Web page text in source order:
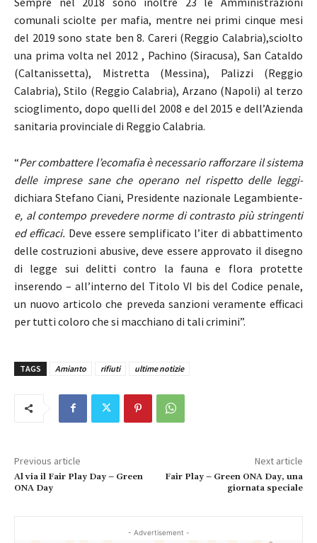
comunali sciolte per mafia, mentre nei primi cinque mesi
del 2019 sono state ben 8. Careri (Reggio Calabria),sciolto
una prima volta nel 2012 , Pachino (Siracusa), San Cataldo
(Caltanissetta), Mistretta (Messina), Palizzi (Reggio
Calabria), Stilo (Reggio Calabria), Arzano (Napoli) al terzo
scioglimento, dopo quelli del 2008 e del 2015 e dell’Azienda
sanitaria provinciale di Reggio Calabria.
“Per combattere l’ecomafia è necessario rafforzare il sistema
delle imprese sane che operano nel rispetto delle leggi-
dichiara Stefano Ciani, Presidente nazionale Legambiente-
e, al contempo prevedere norme di contrasto più stringenti
ed efficaci. Deve essere semplificato l’iter di abbattimento
delle costruzioni abusive, deve essere approvato il disegno
di legge sui delitti contro la fauna e flora protette
inserendo – all’interno del Titolo VI bis del Codice penale,
un nuovo articolo che preveda sanzioni veramente efficaci
per tutti coloro che si macchiano di tali crimini”.
TAGS Amianto rifiuti ultime notizie
Previous article
Al via il Fair Play Day – Green
ONA Day
Next article
Fair Play – Green ONA Day, una
giornata speciale
- Advertisement -